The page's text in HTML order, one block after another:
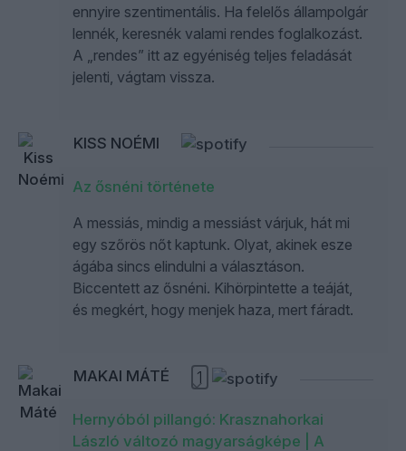
ennyire szentimentális. Ha felelős állampolgár
lennék, keresnék valami rendes foglalkozást.
A „rendes” itt az egyéniség teljes feladását
jelenti, vágtam vissza.
KISS NOÉMI
Az ősnéni története
A messiás, mindig a messiást várjuk, hát mi
egy szőrös nőt kaptunk. Olyat, akinek esze
ágába sincs elindulni a választáson.
Biccentett az ősnéni. Kihörpintette a teáját,
és megkért, hogy menjek haza, mert fáradt.
MAKAI MÁTÉ 1
Hernyóból pillangó: Krasznahorkai
László változó magyarságképe | A